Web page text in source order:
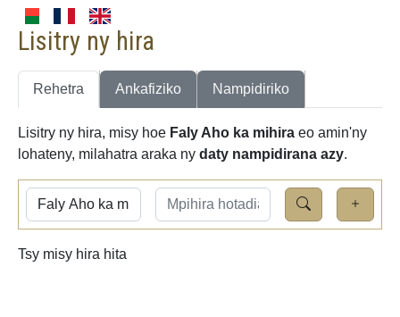
Lisitry ny hira
Rehetra Ankafiziko Nampidiriko
Lisitry ny hira, misy hoe Faly Aho ka mihira eo amin'ny
lohateny, milahatra araka ny daty nampidirana azy.
Tsy misy hira hita